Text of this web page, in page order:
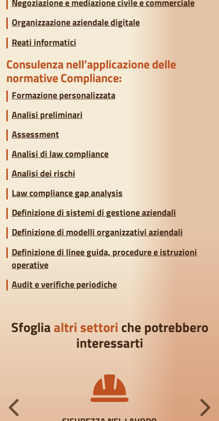
Negoziazione e mediazione civile e commerciale
Organizzazione aziendale digitale
Reati informatici
Consulenza nell’applicazione delle
normative Compliance:
Formazione personalizzata
Analisi preliminari
Assessment
Analisi di law compliance
Analisi dei rischi
Law compliance gap analysis
Definizione di sistemi di gestione aziendali
Definizione di modelli organizzativi aziendali
Definizione di linee guida, procedure e istruzioni
operative
Audit e verifiche periodiche
Sfogliaaltri settoriche potrebbero
interessarti